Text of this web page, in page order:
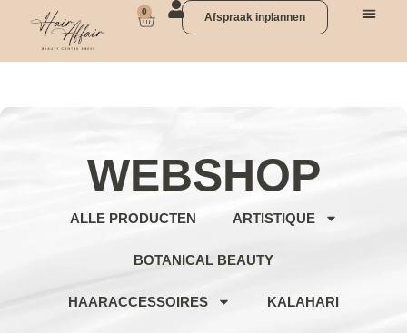
Afspraak inplannen
0
WEBSHOP
ALLE PRODUCTEN ARTISTIQUE
BOTANICAL BEAUTY
HAARACCESSOIRES KALAHARI